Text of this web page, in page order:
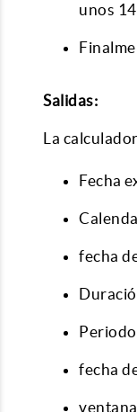
unos
Salidas:
La
Fecha
fecha
fecha